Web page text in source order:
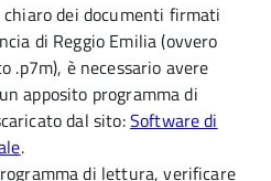
dei documenti firmati
di Reggio Emilia (ovvero
.p7m), è necessario avere
apposito programma di
dal sito:Software di
.
di lettura, verificare